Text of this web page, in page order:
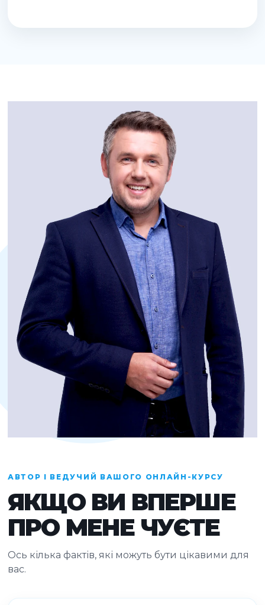
АВТОР І ВЕДУЧИЙ ВАШОГО ОНЛАЙН-КУРСУ
ЯКЩО ВИ ВПЕРШЕ
ПРО МЕНЕ ЧУЄТЕ
Ось кілька фактів, які можуть бути цікавими для
вас.